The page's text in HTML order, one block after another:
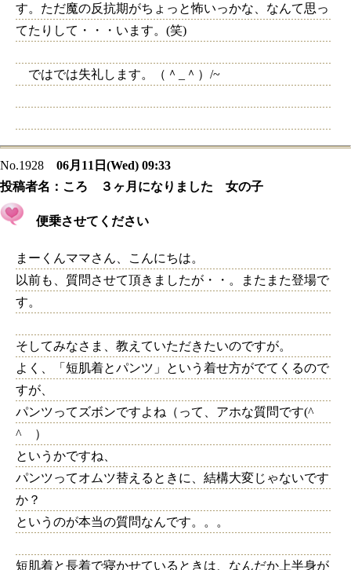
す。ただ魔の反抗期がちょっと怖いっかな、なんて思っ
てたりして・・・います。(笑)
ではでは失礼します。（＾_＾）/~
No.1928
06月11日(Wed) 09:33
投稿者名： ころ ３ヶ月になりました 女の子
便乗させてください
まーくんママさん、こんにちは。
以前も、質問させて頂きましたが・・。またまた登場で
す。
そしてみなさま、教えていただきたいのですが。
よく、「短肌着とパンツ」という着せ方がでてくるので
すが、
パンツってズボンですよね（って、アホな質問です(^
^ゞ）
というかですね、
パンツってオムツ替えるときに、結構大変じゃないです
か？
というのが本当の質問なんです。。。
短肌着と長着で寝かせているときは、なんだか上半身が